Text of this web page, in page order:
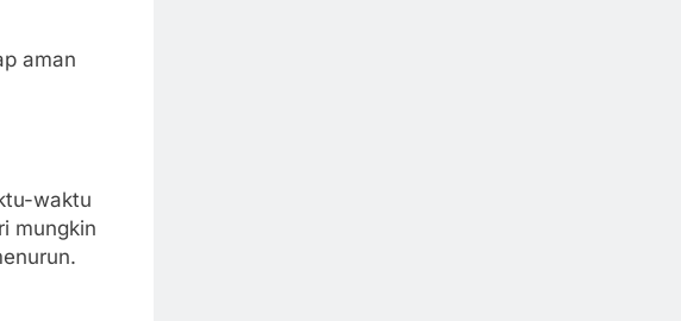
aman
waktu
mungkin